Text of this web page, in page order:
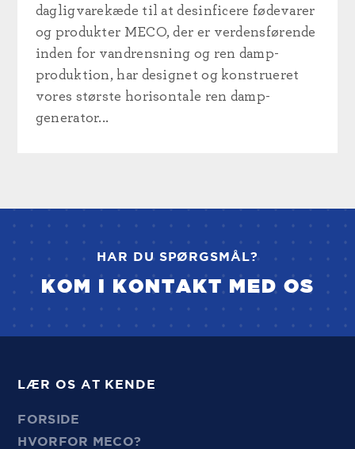
dagligvarekæde til at desinficere fødevarer
og produkter MECO, der er verdensførende
inden for vandrensning og ren damp-
produktion, har designet og konstrueret
vores største horisontale ren damp-
generator...
HAR DU SPØRGSMÅL?
KOM I KONTAKT MED OS
LÆR OS AT KENDE
FORSIDE
HVORFOR MECO?